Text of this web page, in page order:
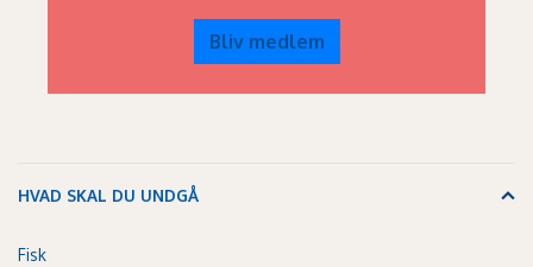
Bliv medlem
HVAD SKAL DU UNDGÅ
Fisk